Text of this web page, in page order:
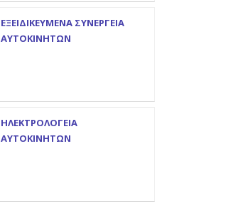
ΕΞΕΙΔΙΚΕΥΜΕΝΑ ΣΥΝΕΡΓΕΙΑ
ΑΥΤΟΚΙΝΗΤΩΝ
ΗΛΕΚΤΡΟΛΟΓΕΙΑ
ΑΥΤΟΚΙΝΗΤΩΝ